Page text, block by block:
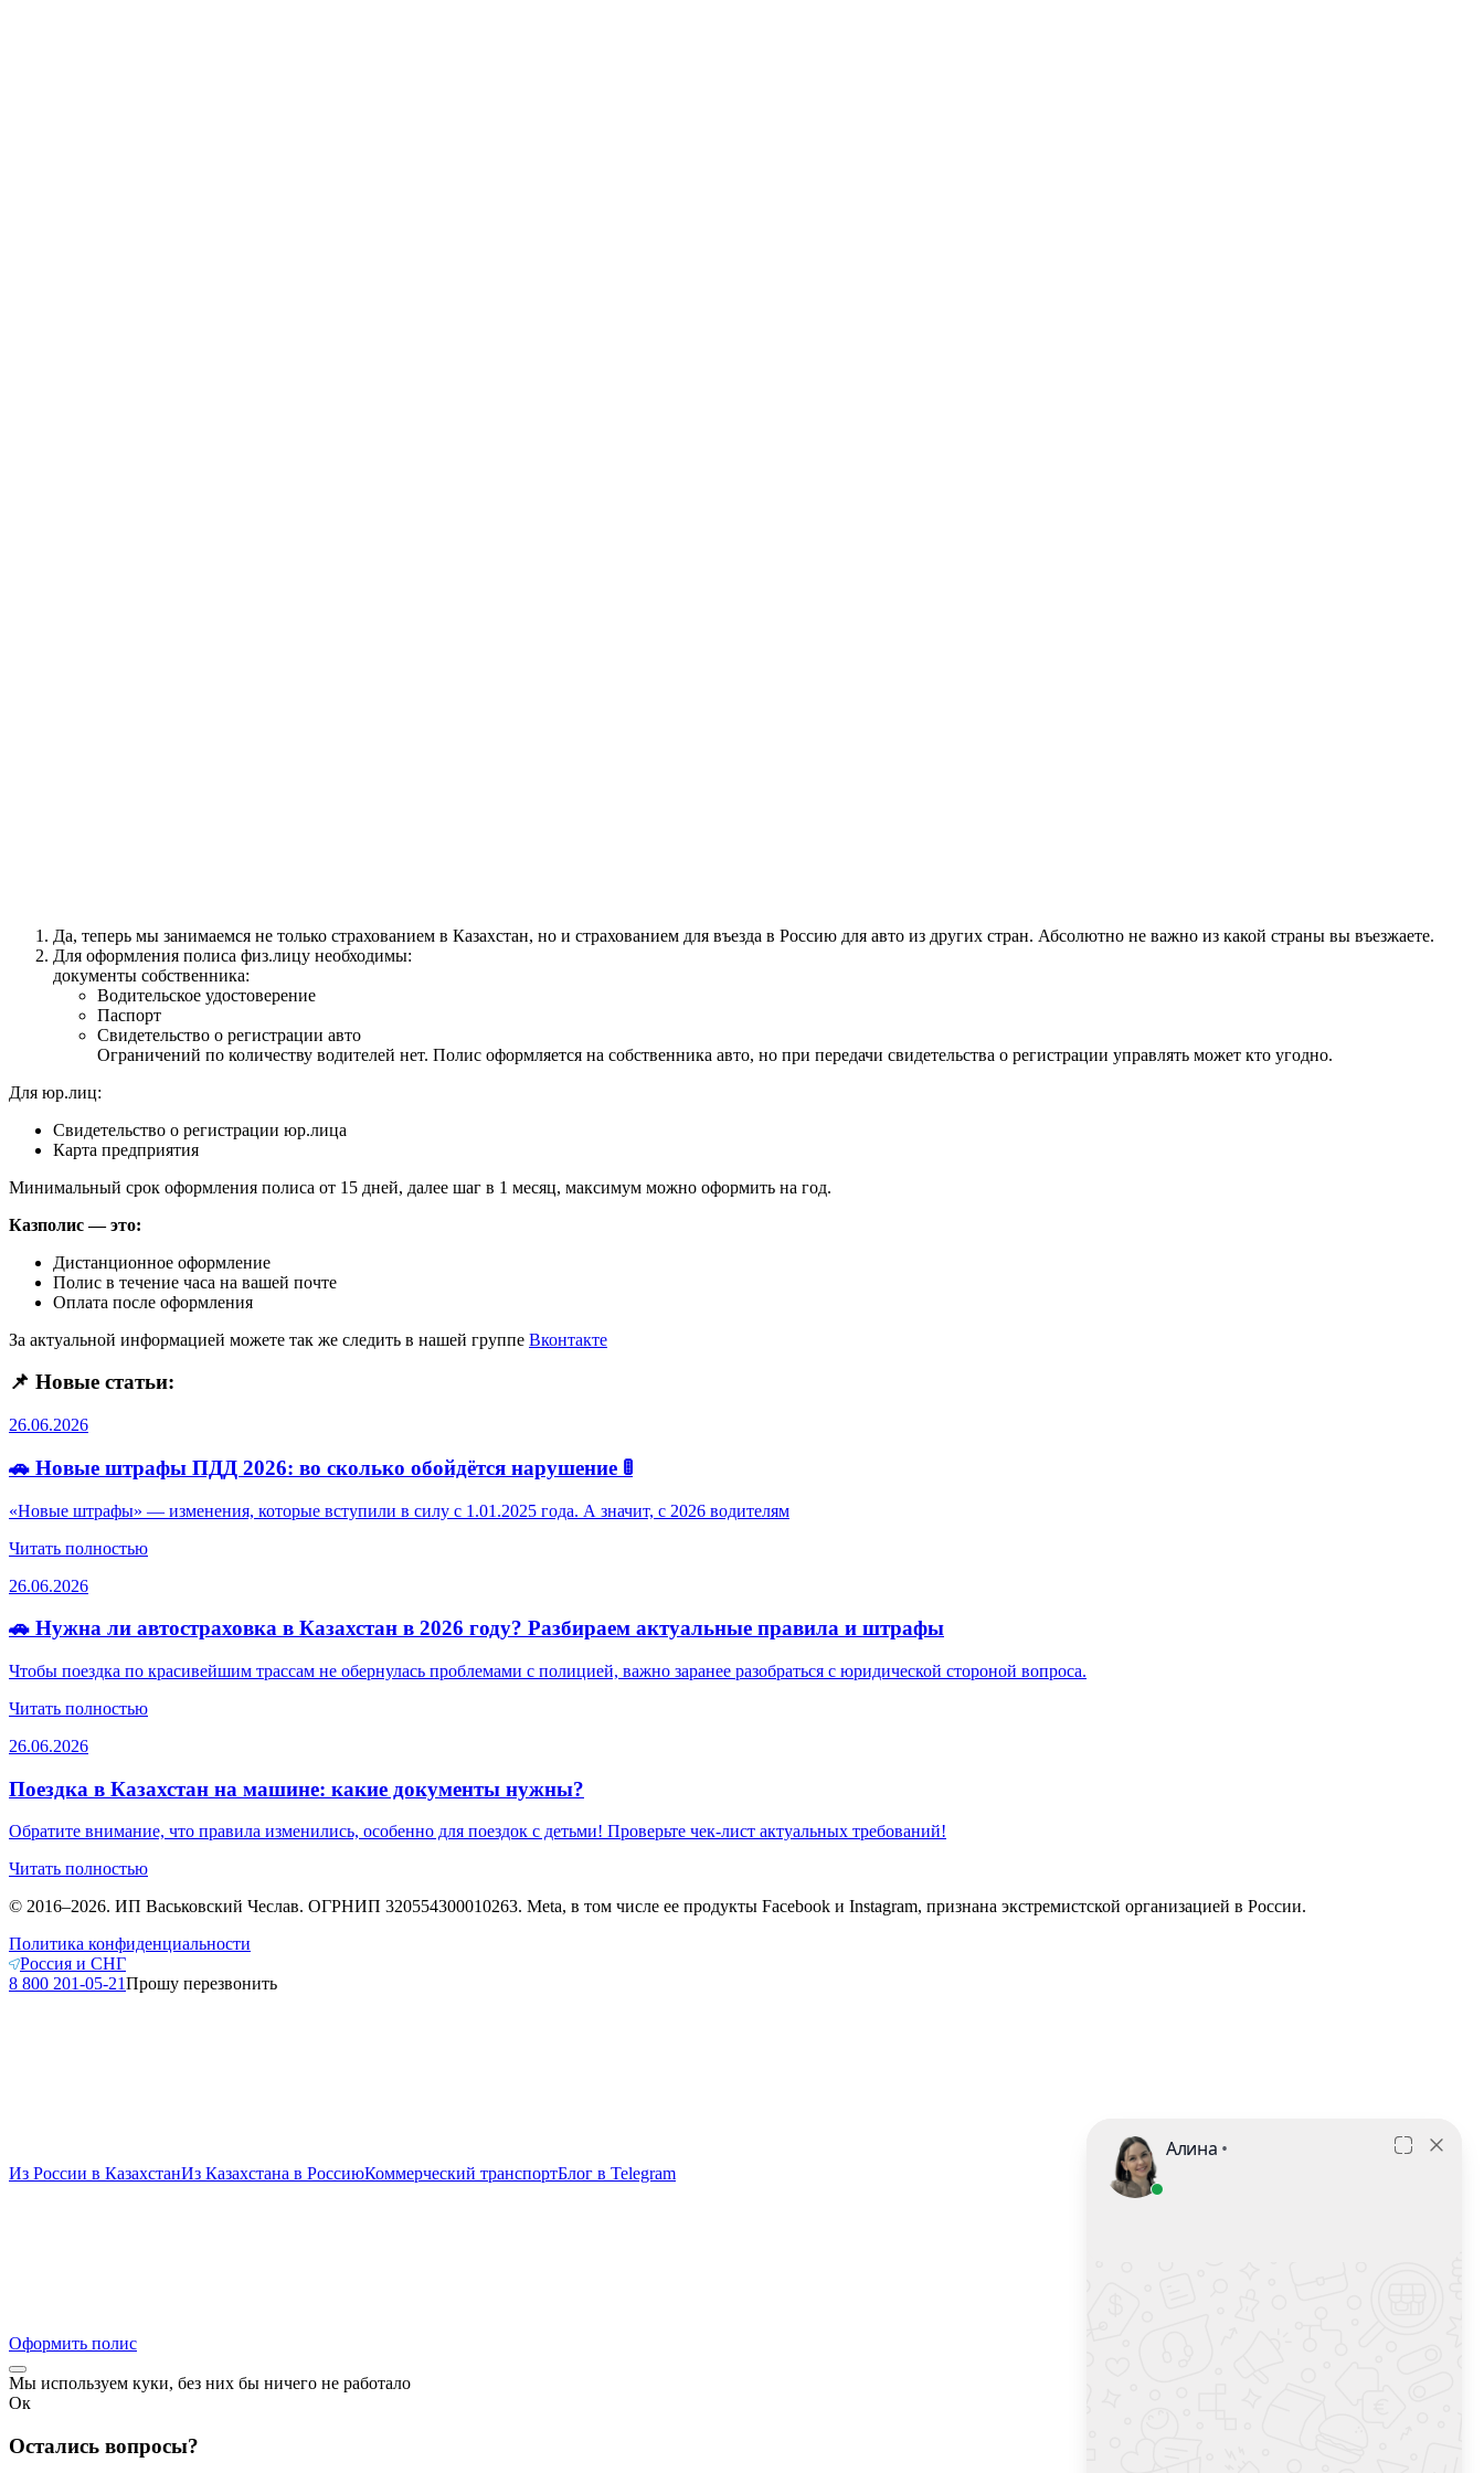
Да, теперь мы занимаемся не только страхованием в Казахстан, но и страхованием для въезда в Россию для авто из других стран. Абсолютно не важно из какой страны вы въезжаете.
Для оформления полиса физ.лицу необходимы:
документы собственника:
Водительское удостоверение
Паспорт
Свидетельство о регистрации авто
Ограничений по количеству водителей нет. Полис оформляется на собственника авто, но при передачи свидетельства о регистрации управлять может кто угодно.
Для юр.лиц:
Свидетельство о регистрации юр.лица
Карта предприятия
Минимальный срок оформления полиса от 15 дней, далее шаг в 1 месяц, максимум можно оформить на год.
Казполис — это:
Дистанционное оформление
Полис в течение часа на вашей почте
Оплата после оформления
За актуальной информацией можете так же следить в нашей группе Вконтакте
📌 Новые статьи:
26.06.2026
🚗 Новые штрафы ПДД 2026: во сколько обойдётся нарушение 🚦
«Новые штрафы» — изменения, которые вступили в силу с 1.01.2025 года. А значит, с 2026 водителям
Читать полностью
26.06.2026
🚗 Нужна ли автостраховка в Казахстан в 2026 году? Разбираем актуальные правила и штрафы
Чтобы поездка по красивейшим трассам не обернулась проблемами с полицией, важно заранее разобраться с юридической стороной вопроса.
Читать полностью
26.06.2026
Поездка в Казахстан на машине: какие документы нужны?
Обратите внимание, что правила изменились, особенно для поездок с детьми! Проверьте чек-лист актуальных требований!
Читать полностью
© 2016–2026. ИП Васьковский Чеслав. ОГРНИП 320554300010263. Meta, в том числе ее продукты Facebook и Instagram, признана экстремистской организацией в России.
Политика конфиденциальности
Россия и СНГ
8 800 201-05-21Прошу перезвонить
Из России в КазахстанИз Казахстана в РоссиюКоммерческий транспортБлог в Telegram
Оформить полис
Мы используем куки, без них бы ничего не работало
Ок
Остались вопросы?